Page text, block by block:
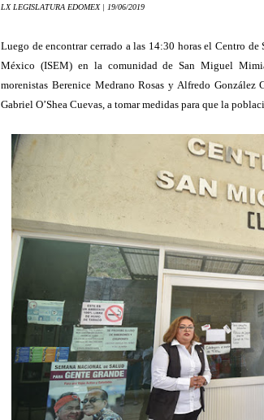
LX LEGISLATURA EDOMEX | 19/06/2019
Luego de encontrar cerrado a las 14:30 horas el Centro
México (ISEM) en la comunidad de San Miguel
morenistas Berenice Medrano Rosas y Alfredo
Gabriel O’Shea Cuevas, a tomar medidas para que la